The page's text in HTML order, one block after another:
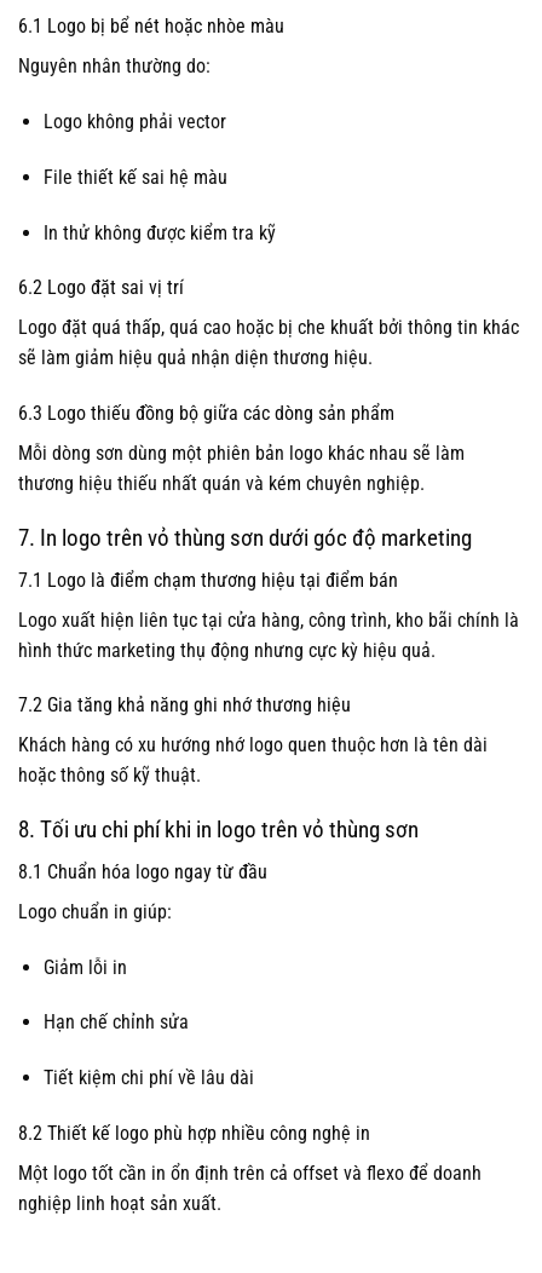
6.1 Logo bị bể nét hoặc nhòe màu
Nguyên nhân thường do:
Logo không phải vector
File thiết kế sai hệ màu
In thử không được kiểm tra kỹ
6.2 Logo đặt sai vị trí
Logo đặt quá thấp, quá cao hoặc bị che khuất bởi thông tin khác
sẽ làm giảm hiệu quả nhận diện thương hiệu.
6.3 Logo thiếu đồng bộ giữa các dòng sản phẩm
Mỗi dòng sơn dùng một phiên bản logo khác nhau sẽ làm
thương hiệu thiếu nhất quán và kém chuyên nghiệp.
7. In logo trên vỏ thùng sơn dưới góc độ marketing
7.1 Logo là điểm chạm thương hiệu tại điểm bán
Logo xuất hiện liên tục tại cửa hàng, công trình, kho bãi chính là
hình thức marketing thụ động nhưng cực kỳ hiệu quả.
7.2 Gia tăng khả năng ghi nhớ thương hiệu
Khách hàng có xu hướng nhớ logo quen thuộc hơn là tên dài
hoặc thông số kỹ thuật.
8. Tối ưu chi phí khi in logo trên vỏ thùng sơn
8.1 Chuẩn hóa logo ngay từ đầu
Logo chuẩn in giúp:
Giảm lỗi in
Hạn chế chỉnh sửa
Tiết kiệm chi phí về lâu dài
8.2 Thiết kế logo phù hợp nhiều công nghệ in
Một logo tốt cần in ổn định trên cả offset và flexo để doanh
nghiệp linh hoạt sản xuất.